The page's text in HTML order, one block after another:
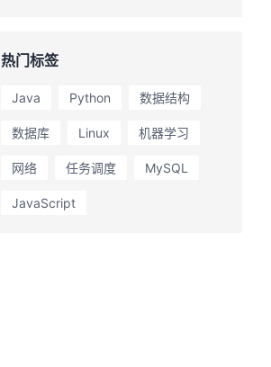
热门标签
Java Python 数据结构
数据库 Linux 机器学习
网络 任务调度 MySQL
JavaScript